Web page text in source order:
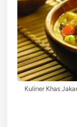
Kuliner Khas